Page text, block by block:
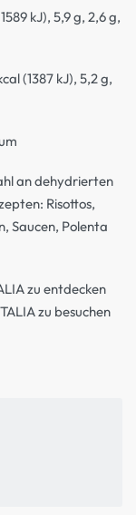
kJ), 5,9 g, 2,6 g,
(1387 kJ), 5,2 g,
an dehydrierten
Risottos,
Saucen, Polenta
zu entdecken
zu besuchen